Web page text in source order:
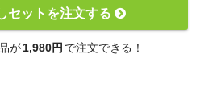
セットを注文する
が1,980円 で注文できる！